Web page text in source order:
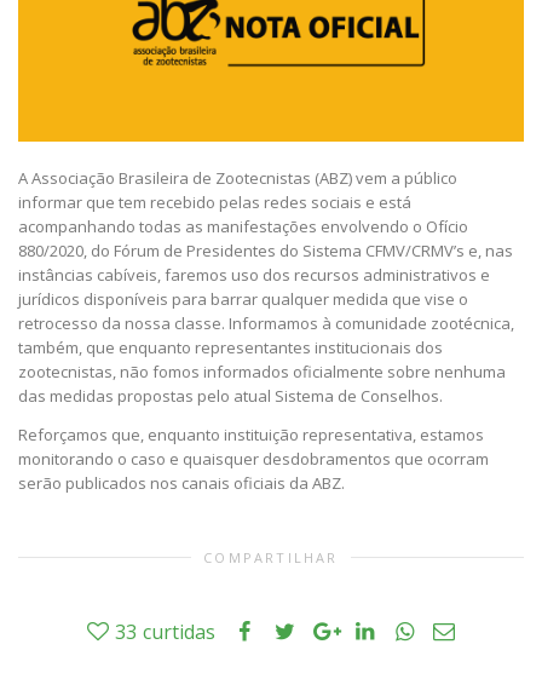
A Associação Brasileira de Zootecnistas (ABZ) vem a público
informar que tem recebido pelas redes sociais e está
acompanhando todas as manifestações envolvendo o Ofício
880/2020, do Fórum de Presidentes do Sistema CFMV/CRMV’s e, nas
instâncias cabíveis, faremos uso dos recursos administrativos e
jurídicos disponíveis para barrar qualquer medida que vise o
retrocesso da nossa classe. Informamos à comunidade zootécnica,
também, que enquanto representantes institucionais dos
zootecnistas, não fomos informados oficialmente sobre nenhuma
das medidas propostas pelo atual Sistema de Conselhos.
Reforçamos que, enquanto instituição representativa, estamos
monitorando o caso e quaisquer desdobramentos que ocorram
serão publicados nos canais oficiais da ABZ.
COMPARTILHAR
33 curtidas